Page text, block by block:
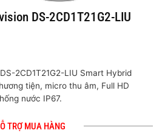
DS-2CD1T21G2-LIU
2CD1T21G2-LIU Smart Hybrid
tiện, micro thu âm, Full HD
nước IP67.
TRỢ MUA HÀNG